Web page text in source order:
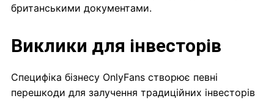
британськими документами.
Виклики для інвесторів
Специфіка бізнесу OnlyFans створює певні
перешкоди для залучення традиційних інвесторів